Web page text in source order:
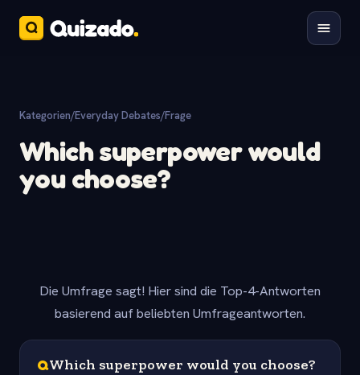
Kategorien/Everyday Debates/Frage
Which superpower would
you choose?
Die Umfrage sagt! Hier sind die Top-4-Antworten
basierend auf beliebten Umfrageantworten.
QWhich superpower would you choose?